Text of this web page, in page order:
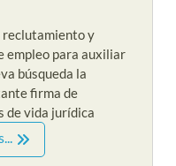
reclutamiento y
empleo para auxiliar
búsqueda la
firma de
de vida jurídica